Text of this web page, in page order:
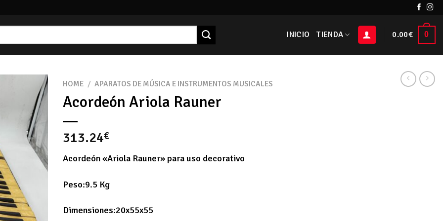
INICIO TIENDA 0.00€ 0
HOME / APARATOS DE MÚSICA E INSTRUMENTOS MUSICALES
Acordeón Ariola Rauner
313.24€
Acordeón «Ariola Rauner» para uso decorativo
Peso:9.5 Kg
Dimensiones:20x55x55